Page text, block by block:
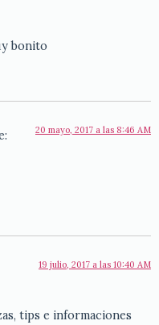
bonito
20 mayo, 2017 a las 8:46 AM
19 julio, 2017 a las 10:40 AM
tips e informaciones